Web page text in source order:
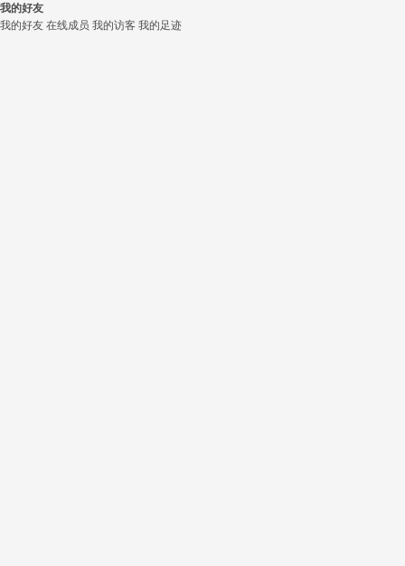
我的好友
我的好友 在线成员 我的访客 我的足迹